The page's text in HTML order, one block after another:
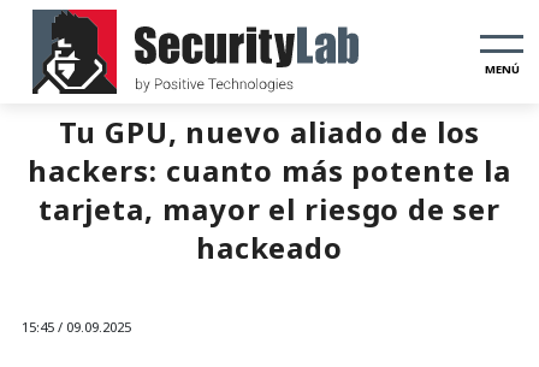
MENÚ
Tu GPU, nuevo aliado de los
hackers: cuanto más potente la
tarjeta, mayor el riesgo de ser
hackeado
15:45 / 09.09.2025